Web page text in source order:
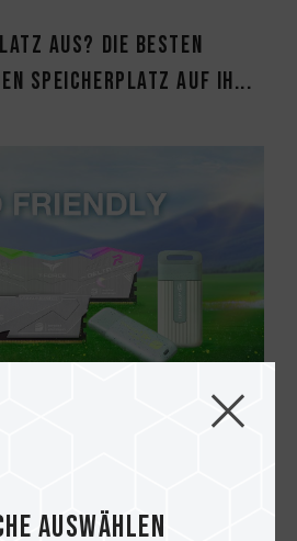
aus? Die besten
Speicherplatz auf Ih...
auswählen